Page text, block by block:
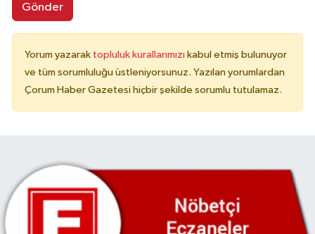
Gönder
Yorum yazarak topluluk kurallarımızı kabul etmiş bulunuyor
ve tüm sorumluluğu üstleniyorsunuz. Yazılan yorumlardan
Çorum Haber Gazetesi hiçbir şekilde sorumlu tutulamaz.